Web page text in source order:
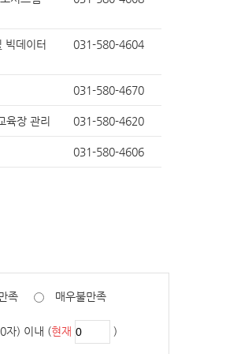
빅데이터
031-580-4604
031-580-4670
육장 관리 031-580-4620
031-580-4606
족 매우불만족
자) 이내 (현재 )